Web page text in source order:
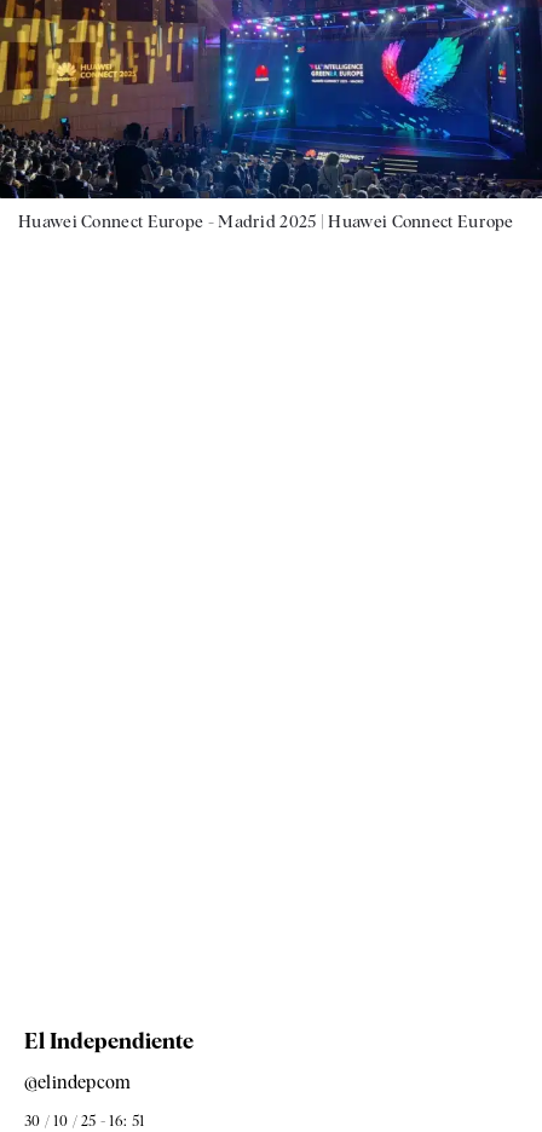
Huawei Connect Europe - Madrid 2025 |Huawei Connect Europe
El Independiente
@elindepcom
30 / 10 / 25 - 16: 51